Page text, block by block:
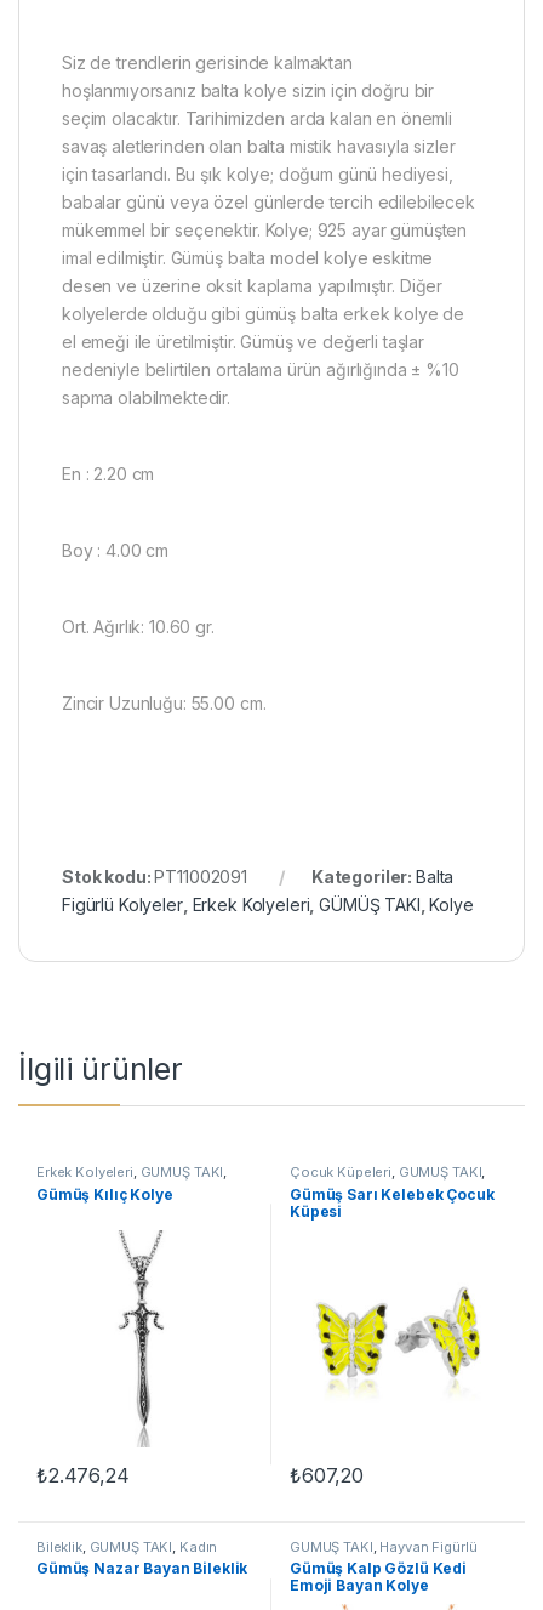
Siz de trendlerin gerisinde kalmaktan
hoşlanmıyorsanız balta kolye sizin için doğru bir
seçim olacaktır. Tarihimizden arda kalan en önemli
savaş aletlerinden olan balta mistik havasıyla sizler
için tasarlandı. Bu şık kolye; doğum günü hediyesi,
babalar günü veya özel günlerde tercih edilebilecek
mükemmel bir seçenektir. Kolye; 925 ayar gümüşten
imal edilmiştir. Gümüş balta model kolye eskitme
desen ve üzerine oksit kaplama yapılmıştır. Diğer
kolyelerde olduğu gibi gümüş balta erkek kolye de
el emeği ile üretilmiştir. Gümüş ve değerli taşlar
nedeniyle belirtilen ortalama ürün ağırlığında ± %10
sapma olabilmektedir.
En : 2.20 cm
Boy : 4.00 cm
Ort. Ağırlık: 10.60 gr.
Zincir Uzunluğu: 55.00 cm.
Stok kodu:PT11002091 Kategoriler: Balta
Figürlü Kolyeler, Erkek Kolyeleri ,GÜMÜŞ TAKI ,Kolye
İlgili ürünler
Erkek Kolyeleri, GÜMÜŞ TAKI,
Kılıç Kolyeler Kolye
Gümüş Kılıç Kolye
₺2.476,24
Çocuk Küpeleri, GÜMÜŞ TAKI,
Küpe
Gümüş Sarı Kelebek Çocuk
Küpesi
₺607,20
Bileklik, GÜMÜŞ TAKI Kadın
Bileklikleri, Nazar Bileklikler
Gümüş Nazar Bayan Bileklik
GÜMÜŞ TAKI Hayvan Figürlü
Kolyeler ,Kadın Kolyeleri, Kedili
Kolyeler,Kolye
Gümüş Kalp Gözlü Kedi
Emoji Bayan Kolye